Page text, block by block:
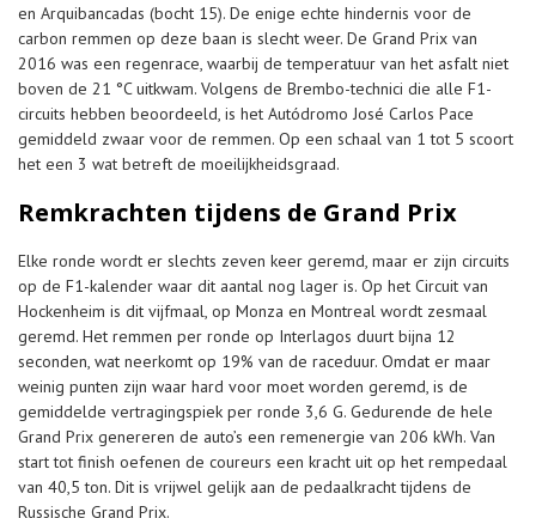
en Arquibancadas (bocht 15). De enige echte hindernis voor de
carbon remmen op deze baan is slecht weer. De Grand Prix van
2016 was een regenrace, waarbij de temperatuur van het asfalt niet
boven de 21 °C uitkwam. Volgens de Brembo-technici die alle F1-
circuits hebben beoordeeld, is het Autódromo José Carlos Pace
gemiddeld zwaar voor de remmen. Op een schaal van 1 tot 5 scoort
het een 3 wat betreft de moeilijkheidsgraad.
Remkrachten tijdens de Grand Prix
Elke ronde wordt er slechts zeven keer geremd, maar er zijn circuits
op de F1-kalender waar dit aantal nog lager is. Op het Circuit van
Hockenheim is dit vijfmaal, op Monza en Montreal wordt zesmaal
geremd. Het remmen per ronde op Interlagos duurt bijna 12
seconden, wat neerkomt op 19% van de raceduur. Omdat er maar
weinig punten zijn waar hard voor moet worden geremd, is de
gemiddelde vertragingspiek per ronde 3,6 G. Gedurende de hele
Grand Prix genereren de auto’s een remenergie van 206 kWh. Van
start tot finish oefenen de coureurs een kracht uit op het rempedaal
van 40,5 ton. Dit is vrijwel gelijk aan de pedaalkracht tijdens de
Russische Grand Prix.